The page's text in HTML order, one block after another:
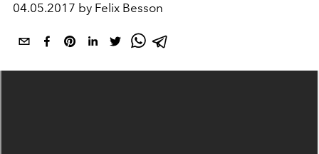
04.05.2017 by Felix Besson